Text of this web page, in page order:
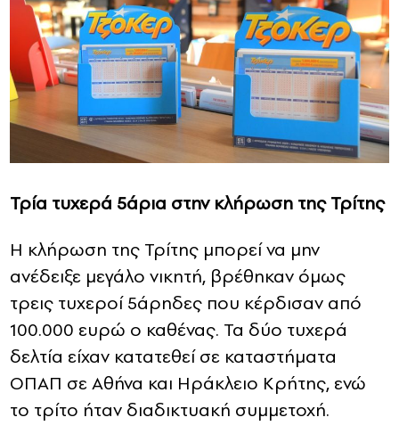
Τρία τυχερά 5άρια στην κλήρωση της Τρίτης
Η κλήρωση της Τρίτης μπορεί να μην
ανέδειξε μεγάλο νικητή, βρέθηκαν όμως
τρεις τυχεροί 5άρηδες που κέρδισαν από
100.000 ευρώ ο καθένας. Τα δύο τυχερά
δελτία είχαν κατατεθεί σε καταστήματα
ΟΠΑΠ σε Αθήνα και Ηράκλειο Κρήτης, ενώ
το τρίτο ήταν διαδικτυακή συμμετοχή.